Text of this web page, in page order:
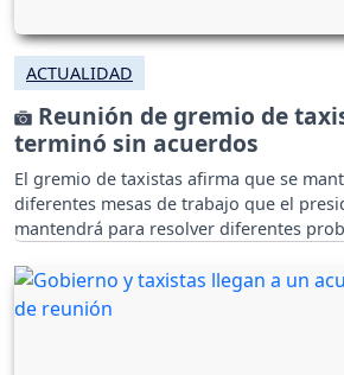
ACTUALIDAD
Reunión de gremio de
terminó sin acuerdos
El gremio de taxistas afirma que se
diferentes mesas de trabajo que el
mantendrá para resolver diferentes